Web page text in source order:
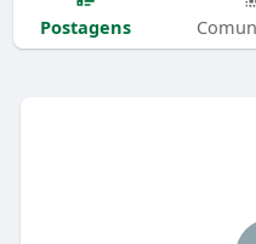
Postagens